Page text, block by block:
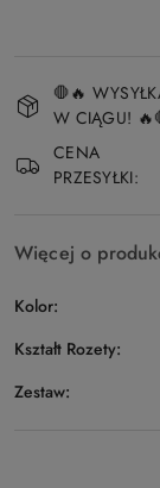
i
dostawa
🛑🔥
W CIĄGU!
CENA
PRZESYŁKI:
Więcej o
Kolor:
Kształt Rozety:
Zestaw: